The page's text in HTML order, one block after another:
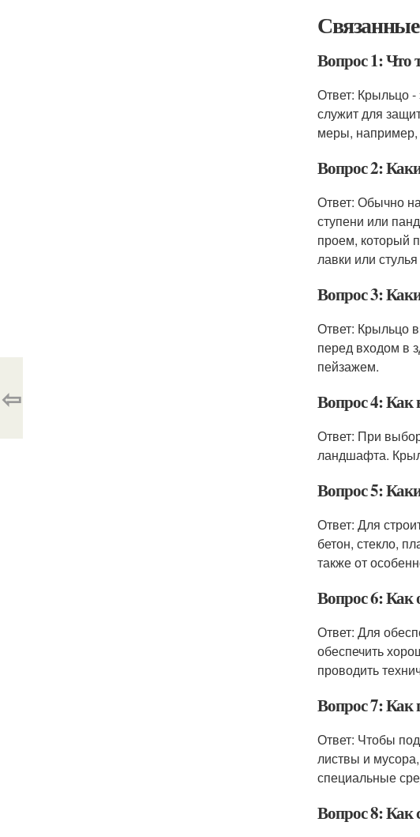
Вопрос 1: Что
Ответ: Крыльцо
служит для
меры, например,
Вопрос 2:
Ответ: Обычно
ступени или
проем, который
лавки или
Вопрос 3:
Ответ: Крыльцо
перед входом в
пейзажем.
Вопрос 4: Как
Ответ: При
ландшафта.
Вопрос 5:
Ответ: Для
бетон, стекло,
также от
Вопрос 6: Как
Ответ: Для
обеспечить
проводить
Вопрос 7: Как
Ответ: Чтобы
листвы и
специальные
Вопрос 8: Как
⇦